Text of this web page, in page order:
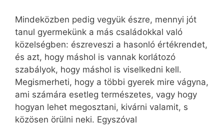
Mindeközben pedig vegyük észre, mennyi jót
tanul gyermekünk a más családokkal való
közelségben: észreveszi a hasonló értékrendet,
és azt, hogy máshol is vannak korlátozó
szabályok, hogy máshol is viselkedni kell.
Megismerheti, hogy a többi gyerek mire vágyna,
ami számára esetleg természetes, vagy hogy
hogyan lehet megosztani, kivárni valamit, s
közösen örülni neki. Egyszóval